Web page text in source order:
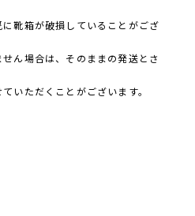
靴箱が破損していることがござ
ん場合は、そのままの発送とさ
いただくことがございます。